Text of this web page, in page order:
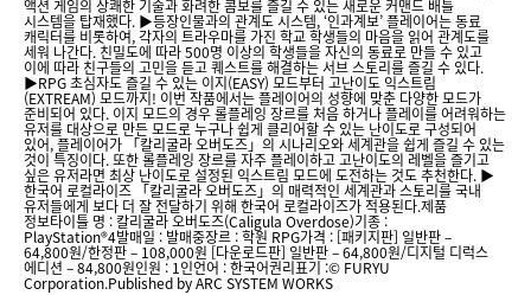
액션 게임의 상쾌한 기술과 화려한 콤보를 즐길 수 있는 새로운 커맨드 배틀
시스템을 탑재했다. ▶등장인물과의 관계도 시스템, ‘인과계보’ 플레이어는 동료
캐릭터를 비롯하여, 각자의 트라우마를 가진 학교 학생들의 마음을 읽어 관계도를
세워 나간다. 친밀도에 따라 500명 이상의 학생들을 자신의 동료로 만들 수 있고
이에 따라 친구들의 고민을 듣고 퀘스트를 해결하는 서브 스토리를 즐길 수 있다.
▶RPG 초심자도 즐길 수 있는 이지(EASY) 모드부터 고난이도 익스트림
(EXTREAM) 모드까지! 이번 작품에서는 플레이어의 성향에 맞춘 다양한 모드가
준비되어 있다. 이지 모드의 경우 롤플레잉 장르를 처음 하거나 플레이를 어려워하는
유저를 대상으로 만든 모드로 누구나 쉽게 클리어할 수 있는 난이도로 구성되어
있어, 플레이어가 「칼리굴라 오버도즈」의 시나리오와 세계관을 쉽게 즐길 수 있는
것이 특징이다. 또한 롤플레잉 장르를 자주 플레이하고 고난이도의 레벨을 즐기고
싶은 유저라면 최상 난이도로 설정된 익스트림 모드에 도전하는 것도 추천한다. ▶
한국어 로컬라이즈 「칼리굴라 오버도즈」의 매력적인 세계관과 스토리를 국내
유저들에게 보다 더 잘 전달하기 위해 한국어 로컬라이즈가 적용된다.제품
정보타이틀 명 : 칼리굴라 오버도즈(Caligula Overdose)기종 :
PlayStation®4발매일 : 발매중장르 : 학원 RPG가격 : [패키지판] 일반판 –
64,800원/한정판 – 108,000원 [다운로드판] 일반판 – 64,800원/디지털 디럭스
에디션 – 84,800원인원 : 1인언어 : 한국어권리표기 :© FURYU
Corporation.Published by ARC SYSTEM WORKS